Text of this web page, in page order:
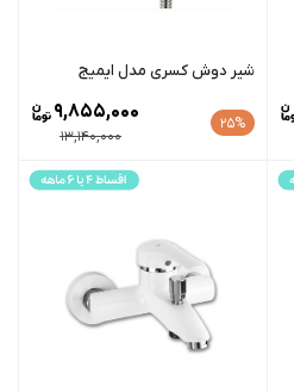
شیر دوش کسری مدل ایمیج
25%
13,140,000
9,855,000